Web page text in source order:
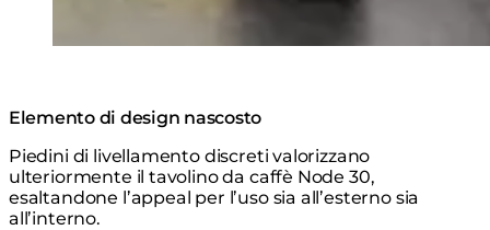
Elemento di design nascosto
Piedini di livellamento discreti valorizzano
ulteriormente il tavolino da caffè Node 30,
esaltandone l’appeal per l’uso sia all’esterno sia
all’interno.